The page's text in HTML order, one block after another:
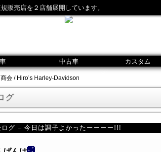
販売店を２店舗展開しています。
中古車 カスタム
会 / Hiro’s Harley-Davidson
グ
ログ – 今日は調子よかったーーーー!!!